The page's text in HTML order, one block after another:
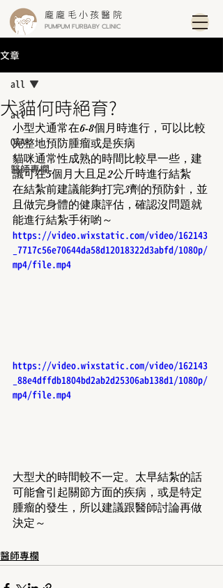
龐龐毛小孩醫院
PUMPUM FURBABY CLINIC
文章
all
Q&A
醫師專欄
all
犬貓何時絕育?
小型犬通常在6-8個月時進行，可以比較
完整地預防腫瘤或是疾病
貓咪通常性成熟的時間比較早一些，建
議可在5個月大且足2公斤時進行結紮
在結紮前建議能夠打完3劑的預防針，並
且做完身體的健康評估，確認沒問題就
能進行結紮手術喲～
https://video.wixstatic.com/video/162143
_7717c56e70644da58d12018322d3abfd/1080p/
mp4/file.mp4
https://video.wixstatic.com/video/162143
_88e4dffdb1804bd2ab2d25306ab138d1/1080p/
mp4/file.mp4
大型犬的時間較不一定。太早結紮的話
可能會引起關節方面的疾病，或是特定
腫瘤的發生，所以建議跟醫師討論再做
決定～
醫師專欄